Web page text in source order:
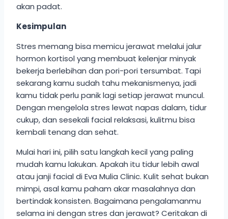
akan padat.
Kesimpulan
Stres memang bisa memicu jerawat melalui jalur
hormon kortisol yang membuat kelenjar minyak
bekerja berlebihan dan pori-pori tersumbat. Tapi
sekarang kamu sudah tahu mekanismenya, jadi
kamu tidak perlu panik lagi setiap jerawat muncul.
Dengan mengelola stres lewat napas dalam, tidur
cukup, dan sesekali facial relaksasi, kulitmu bisa
kembali tenang dan sehat.
Mulai hari ini, pilih satu langkah kecil yang paling
mudah kamu lakukan. Apakah itu tidur lebih awal
atau janji facial di Eva Mulia Clinic. Kulit sehat bukan
mimpi, asal kamu paham akar masalahnya dan
bertindak konsisten. Bagaimana pengalamanmu
selama ini dengan stres dan jerawat? Ceritakan di